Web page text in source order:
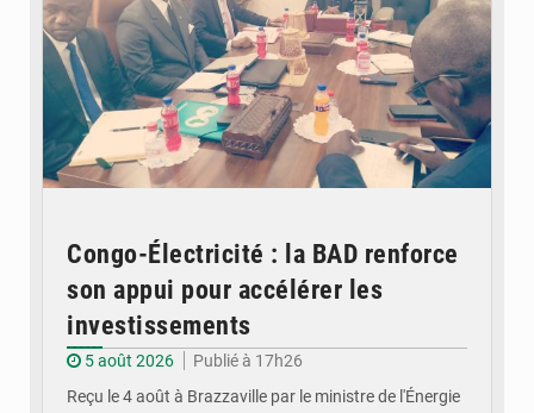
Congo-Électricité : la BAD renforce
son appui pour accélérer les
investissements
5 août 2026
Publié à 17h26
Reçu le 4 août à Brazzaville par le ministre de l'Énergie